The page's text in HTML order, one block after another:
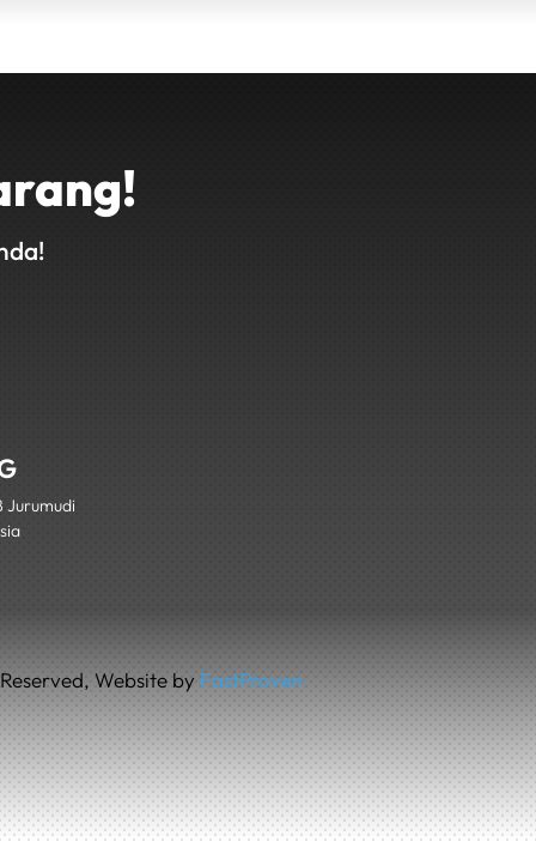
Jurumudi
Website byFastProven